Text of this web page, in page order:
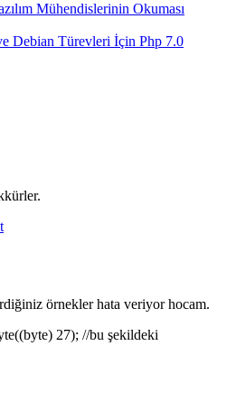
Mühendislerinin Okuması
Debian Türevleri İçin Php 7.0
örnekler hata veriyor hocam.
27); //bu şekildeki